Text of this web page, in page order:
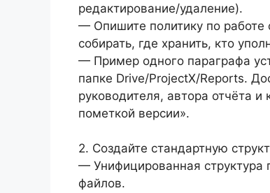
редактирование/удаление).
— Опишите политику по
собирать, где хранить, кто
— Пример одного параграфа
папке Drive/ProjectX/Reports.
руководителя, автора отчёта
пометкой версии».
2. Создайте стандартную
— Унифицированная структура
файлов.